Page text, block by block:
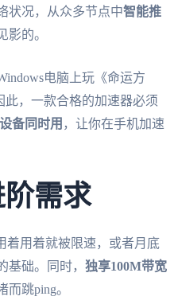
状况，从众多节点中智能推
影的。
电脑上玩《命运方
此，一款合格的加速器必须
备同时用 ，让你在手机加速
需求
着用着就被限速，或者月底
础。同时， 独享100M带宽
跳ping。